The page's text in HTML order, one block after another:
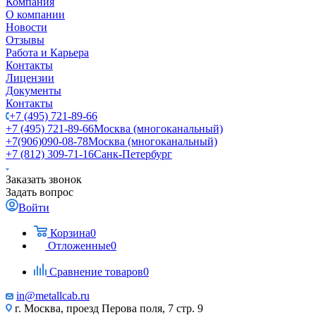
О компании
Новости
Отзывы
Работа и Карьера
Контакты
Лицензии
Документы
Контакты
+7 (495) 721-89-66
+7 (495) 721-89-66Москва (многоканальный)
+7(906)090-08-78Москва (многоканальный)
+7 (812) 309-71-16Санк-Петербург
Заказать звонок
Задать вопрос
Войти
Корзина0
Отложенные0
Сравнение товаров0
in@metallcab.ru
г. Москва, проезд Перова поля, 7 стр. 9